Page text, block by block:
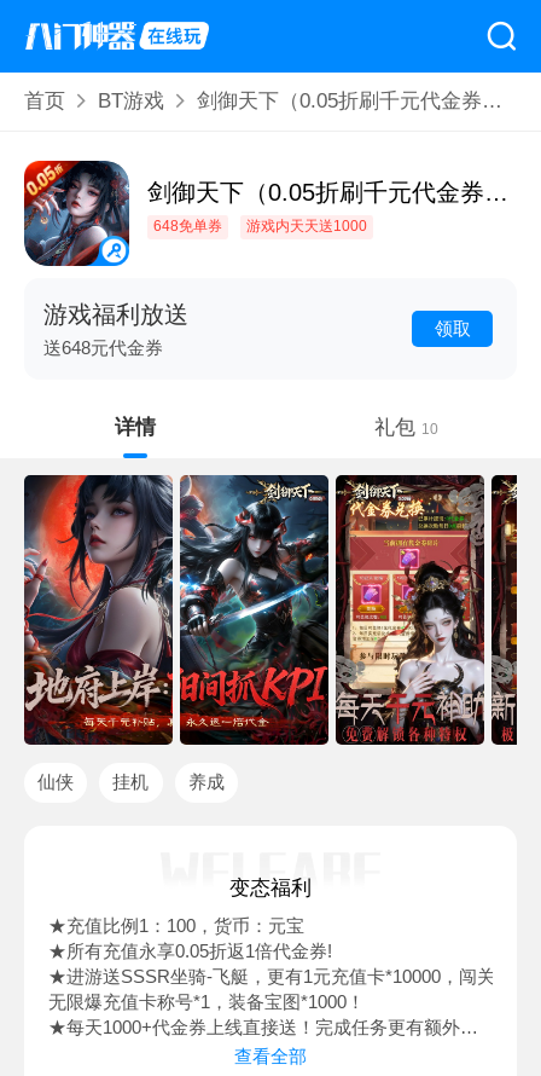
首页 BT游戏 剑御天下（0.05折刷千元代金券版）
剑御天下（0.05折刷千元代金券版）
648免单券 游戏内天天送1000
游戏福利放送
送648元代金券
领取
详情 礼包 10
仙侠 挂机 养成
变态福利
★充值比例1：100，货币：元宝
★所有充值永享0.05折返1倍代金券!
★进游送SSSR坐骑-飞艇，更有1元充值卡*10000，闯关
无限爆充值卡称号*1，装备宝图*1000！
★每天1000+代金券上线直接送！完成任务更有额外千
元代金券，每日2000+代金券拿到手软！
查看全部